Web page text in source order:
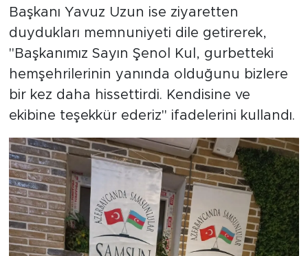
Başkanı Yavuz Uzun ise ziyaretten
duydukları memnuniyeti dile getirerek,
"Başkanımız Sayın Şenol Kul, gurbetteki
hemşehrilerinin yanında olduğunu bizlere
bir kez daha hissettirdi. Kendisine ve
ekibine teşekkür ederiz" ifadelerini kullandı.